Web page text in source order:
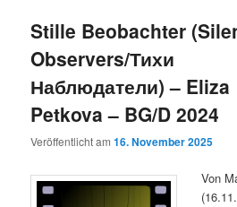
Stille Beobachter
Observers/Тихи
Наблюдатели) – Eliza
Petkova – BG/D 2024
Veröffentlicht am16. November 2025
Von